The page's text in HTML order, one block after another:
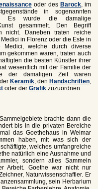
oder des Barock, im
in sogenannten
Es wurde die damalige
gesammelt. Den Begriff
nicht. Daneben traten reiche
in Florenz oder die Este in
welche durch diverse
gekommen waren, traten auch
die besten Künstler ihrer
wesentlich mit der Familie der
der damaligen Zeit waren
Keramik, den Handschriften
oder der Grafik zuzuordnen.
brachte dann die
bis in die privaten Bereiche
das Goethehaus in Weimar
haben, mit was sich der
welches umfangreiche
natürlich eine Ausnahme und
sondern alles Sammeln
Arbeit. Goethe war nicht nur
Naturwissenschaftler. Er
sein Herbarium